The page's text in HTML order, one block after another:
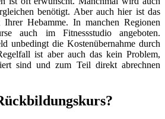
benötigt. Aber auch hier ist das
Hebamme. In manchen Regionen
auch im Fitnessstudio angeboten.
unbedingt die Kostenübernahme durch
ist aber auch das kein Problem,
sind und zum Teil direkt abrechnen